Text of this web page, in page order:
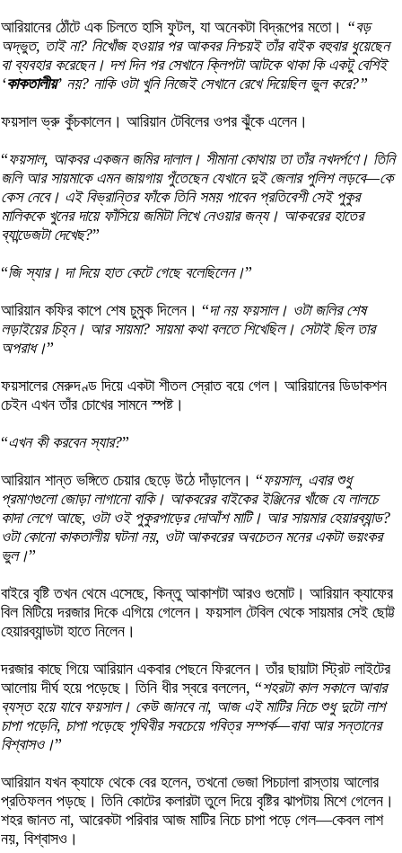
আরিয়ানের ঠোঁটে এক চিলতে হাসি ফুটল, যা অনেকটা বিদ্রূপের মতো। “বড়
অদ্ভুত, তাই না? নিখোঁজ হওয়ার পর আকবর নিশ্চয়ই তাঁর বাইক বহুবার ধুয়েছেন
বা ব্যবহার করেছেন। দশ দিন পর সেখানে ক্লিপটা আটকে থাকা কি একটু বেশিই
‘কাকতালীয়’ নয়? নাকি ওটা খুনি নিজেই সেখানে রেখে দিয়েছিল ভুল করে?”
ফয়সাল ভ্রু কুঁচকালেন। আরিয়ান টেবিলের ওপর ঝুঁকে এলেন।
“ফয়সাল, আকবর একজন জমির দালাল। সীমানা কোথায় তা তাঁর নখদর্পণে। তিনি
জলি আর সায়মাকে এমন জায়গায় পুঁতেছেন যেখানে দুই জেলার পুলিশ লড়বে—কে
কেস নেবে। এই বিভ্রান্তির ফাঁকে তিনি সময় পাবেন প্রতিবেশী সেই পুকুর
মালিককে খুনের দায়ে ফাঁসিয়ে জমিটা লিখে নেওয়ার জন্য। আকবরের হাতের
ব্যান্ডেজটা দেখেছ?”
“জি স্যার। দা দিয়ে হাত কেটে গেছে বলেছিলেন।”
আরিয়ান কফির কাপে শেষ চুমুক দিলেন। “দা নয় ফয়সাল। ওটা জলির শেষ
লড়াইয়ের চিহ্ন। আর সায়মা? সায়মা কথা বলতে শিখেছিল। সেটাই ছিল তার
অপরাধ।”
ফয়সালের মেরুদণ্ড দিয়ে একটা শীতল স্রোত বয়ে গেল। আরিয়ানের ডিডাকশন
চেইন এখন তাঁর চোখের সামনে স্পষ্ট।
“এখন কী করবেন স্যার?”
আরিয়ান শান্ত ভঙ্গিতে চেয়ার ছেড়ে উঠে দাঁড়ালেন। “ফয়সাল, এবার শুধু
প্রমাণগুলো জোড়া লাগানো বাকি। আকবরের বাইকের ইঞ্জিনের খাঁজে যে লালচে
কাদা লেগে আছে, ওটা ওই পুকুরপাড়ের দোআঁশ মাটি। আর সায়মার হেয়ারব্যান্ড?
ওটা কোনো কাকতালীয় ঘটনা নয়, ওটা আকবরের অবচেতন মনের একটা ভয়ংকর
ভুল।”
বাইরে বৃষ্টি তখন থেমে এসেছে, কিন্তু আকাশটা আরও গুমোট। আরিয়ান ক্যাফের
বিল মিটিয়ে দরজার দিকে এগিয়ে গেলেন। ফয়সাল টেবিল থেকে সায়মার সেই ছোট্ট
হেয়ারব্যান্ডটা হাতে নিলেন।
দরজার কাছে গিয়ে আরিয়ান একবার পেছনে ফিরলেন। তাঁর ছায়াটা স্ট্রিট লাইটের
আলোয় দীর্ঘ হয়ে পড়েছে। তিনি ধীর স্বরে বললেন, “শহরটা কাল সকালে আবার
ব্যস্ত হয়ে যাবে ফয়সাল। কেউ জানবে না, আজ এই মাটির নিচে শুধু দুটো লাশ
চাপা পড়েনি, চাপা পড়েছে পৃথিবীর সবচেয়ে পবিত্র সম্পর্ক—বাবা আর সন্তানের
বিশ্বাসও।”
আরিয়ান যখন ক্যাফে থেকে বের হলেন, তখনো ভেজা পিচঢালা রাস্তায় আলোর
প্রতিফলন পড়ছে। তিনি কোটের কলারটা তুলে দিয়ে বৃষ্টির ঝাপটায় মিশে গেলেন।
শহর জানত না, আরেকটা পরিবার আজ মাটির নিচে চাপা পড়ে গেল—কেবল লাশ
নয়, বিশ্বাসও।